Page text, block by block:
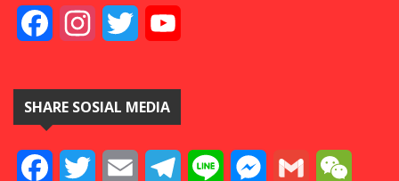
FacebookInstagramTwitter
SHARE SOSIAL MEDIA
FacebookTwitter Email TelegramLine Messenger
Gmail